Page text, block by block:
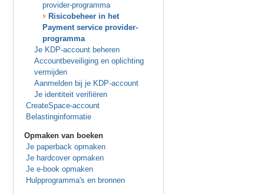
provider-programma
Risicobeheer in het
Payment service provider-
programma
Je KDP-account beheren
Accountbeveiliging en oplichting
vermijden
Aanmelden bij je KDP-account
Je identiteit verifiëren
CreateSpace-account
Belastinginformatie
Opmaken van boeken
Je paperback opmaken
Je hardcover opmaken
Je e-book opmaken
Hulpprogramma's en bronnen